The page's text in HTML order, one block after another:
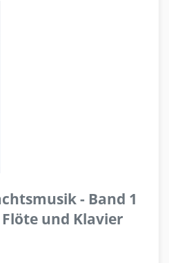
- Band 1
und Klavier